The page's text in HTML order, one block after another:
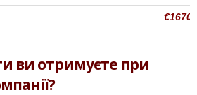
€1670
ви отримуєте при